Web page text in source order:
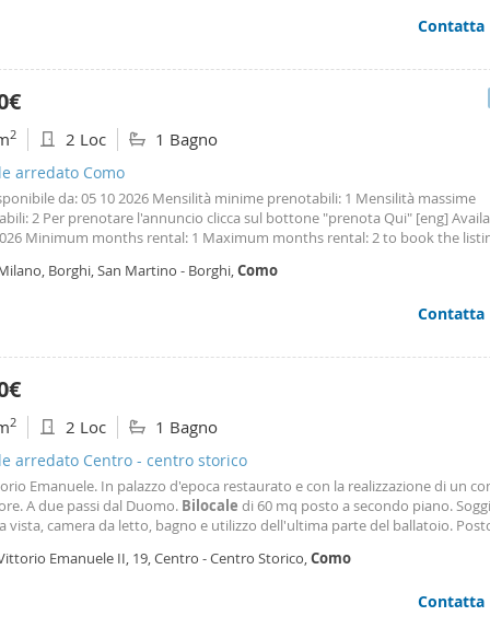
Contatta
2 2 Loc 1 Bagno
arredato Como
da: 05 10 2026 Mensilità minime prenotabili: 1 Mensilità massime
2 Per prenotare l'annuncio clicca sul bottone "prenota Qui" [eng]
Minimum months rental: 1 Maximum months rental: 2 to book the
l’appartamento si trova al
Borghi, San Martino - Borghi,Como
Contatta
2 2 Loc 1 Bagno
arredato Centro - centro storico
Emanuele. In palazzo d'epoca restaurato e con la realizzazione di un
A due passi dal Duomo. Bilocale di 60 mq posto a secondo piano.
vista, camera da letto, bagno e utilizzo dell'ultima parte del ballatoio.
Si considerano unicamente clienti con redditi adeguati e dimostrabili.
Emanuele II, 19, Centro - Centro Storico,Como
Contatta